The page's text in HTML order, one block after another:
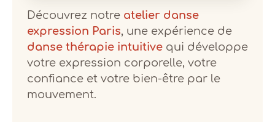
Découvrez notre atelier danse
expression Paris, une expérience de
danse thérapie intuitive qui développe
votre expression corporelle, votre
confiance et votre bien-être par le
mouvement.